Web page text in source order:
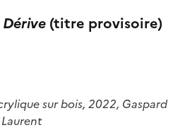
Dérive (titre provisoire)
sur bois, 2022, Gaspard
Laurent